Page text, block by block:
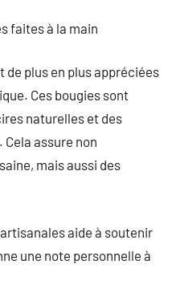
faites à la main
de plus en plus appréciées
Ces bougies sont
naturelles et des
assure non
mais aussi des
aide à soutenir
une note personnelle à